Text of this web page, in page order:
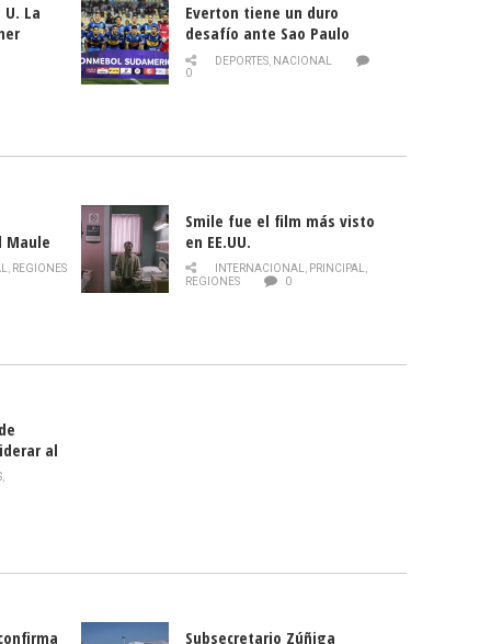
La
Everton tiene un duro
desafío ante Sao Paulo
DEPORTES, NACIONAL
0
Maule
de la
, REGIONES
Smile fue el film más visto
en EE.UU.
INTERNACIONAL, PRINCIPAL,
REGIONES
0
al
,
Subsecretario Zúñiga